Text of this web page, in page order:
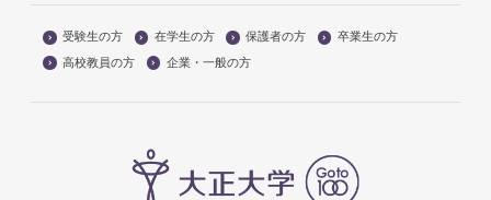
受験生の方 在学生の方 保護者の方
卒業生の方
高校教員の方
企業・一般の方